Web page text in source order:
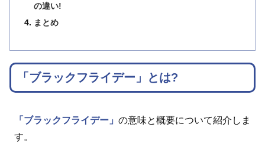
の違い!
まとめ
「ブラックフライデー」とは?
「ブラックフライデー」 の意味と概要について紹介しま
す。